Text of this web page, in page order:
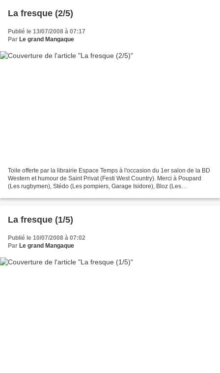
La fresque (2/5)
Publié le 13/07/2008 à 07:17
Par Le grand Mangaque
Toile offerte par la librairie Espace Temps à l'occasion du 1er salon de la BD
Western et humour de Saint Privat (Festi West Country). Merci à Poupard
(Les rugbymen), Stédo (Les pompiers, Garage Isidore), Bloz (Les
La fresque (1/5)
Publié le 10/07/2008 à 07:02
Par Le grand Mangaque